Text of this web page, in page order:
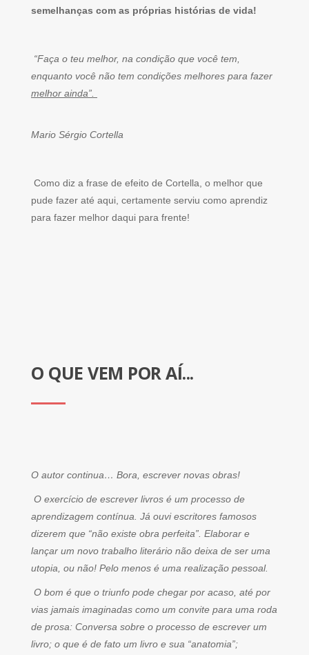
semelhanças com as próprias histórias de vida!
“Faça o teu melhor, na condição que você tem,
enquanto você não tem condições melhores para fazer
melhor ainda”.
Mario Sérgio Cortella
Como diz a frase de efeito de Cortella, o melhor que
pude fazer até aqui, certamente serviu como aprendiz
para fazer melhor daqui para frente!
O QUE VEM POR AÍ...
O autor continua… Bora, escrever novas obras!
O exercício de escrever livros é um processo de
aprendizagem contínua. Já ouvi escritores famosos
dizerem que “não existe obra perfeita”. Elaborar e
lançar um novo trabalho literário não deixa de ser uma
utopia, ou não! Pelo menos é uma realização pessoal.
O bom é que o triunfo pode chegar por acaso, até por
vias jamais imaginadas como um convite para uma roda
de prosa: Conversa sobre o processo de escrever um
livro; o que é de fato um livro e sua “anatomia”;